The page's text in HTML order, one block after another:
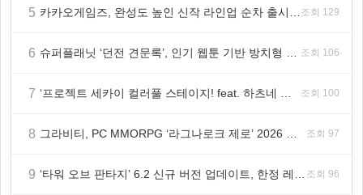
5 조회 129
6 조회 106
7 조회 100
8 조회 97
9 조회 96